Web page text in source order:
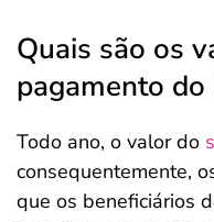
Quais são os
pagamento
Todo ano, o valor do
consequentemente,
que os beneficiários